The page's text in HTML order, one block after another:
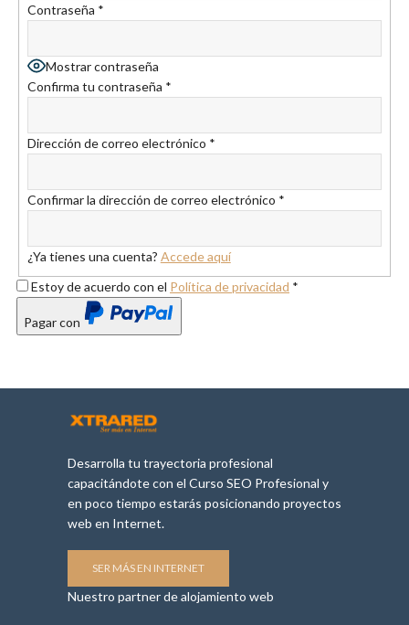
Contraseña *
Mostrar contraseña
Confirma tu contraseña *
Dirección de correo electrónico *
Confirmar la dirección de correo electrónico *
¿Ya tienes una cuenta? Accede aquí
Estoy de acuerdo con el Política de privacidad *
Pagar con
Desarrolla tu trayectoria profesional
capacitándote con el Curso SEO Profesional y
en poco tiempo estarás posicionando proyectos
web en Internet.
SER MÁS EN INTERNET
Nuestro partner de alojamiento web